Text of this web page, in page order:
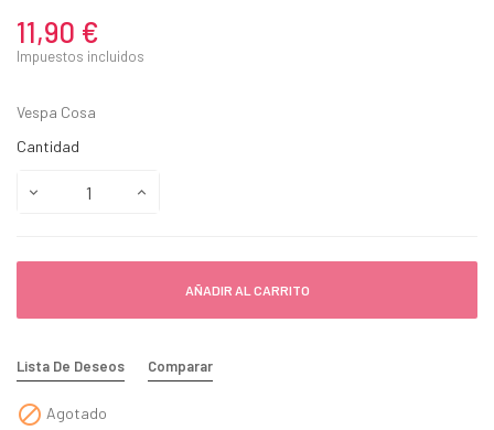
11,90 €
Impuestos incluidos
Vespa Cosa
Cantidad
AÑADIR AL CARRITO
Lista De Deseos Comparar
 Agotado